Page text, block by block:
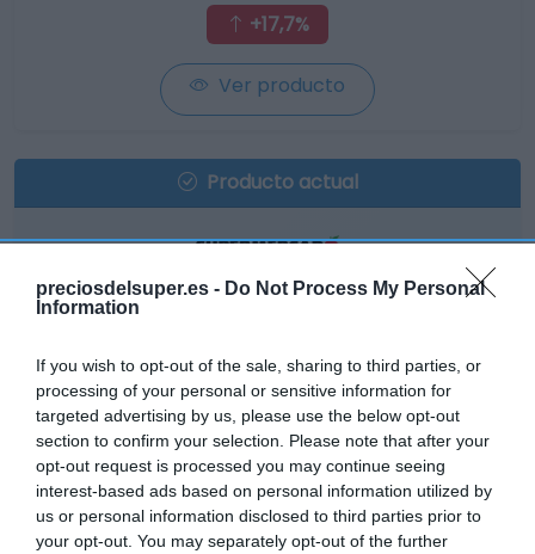
preciosdelsuper.es - Do Not Process My Personal
Information
If you wish to opt-out of the sale, sharing to third parties, or
processing of your personal or sensitive information for
targeted advertising by us, please use the below opt-out
section to confirm your selection. Please note that after your
opt-out request is processed you may continue seeing
interest-based ads based on personal information utilized by
us or personal information disclosed to third parties prior to
your opt-out. You may separately opt-out of the further
+17,7%
Ver producto
Producto actual
4,25€
-14,14%
Comprar